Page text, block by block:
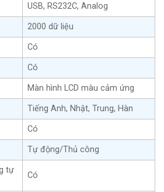
USB, RS232C, Analog
2000 dữ liệu
Có
Có
Màn hình LCD màu cảm ứng
Tiếng Anh, Nhật, Trung, Hàn
Có
Tự động/Thủ công
tự
Có